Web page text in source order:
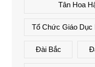
Tân Hoa
Tổ Chức Giáo Dục
Đài Bắc